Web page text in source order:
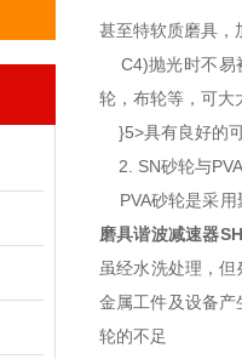
甚至特软质磨具，
C4)抛光时不易
轮，布轮等，可大
}5>具有良好的
2. SN砂轮与
PVA砂轮是采用
磨具谐波减速器
虽经水洗处理，
金属工件及设备产
轮的不足